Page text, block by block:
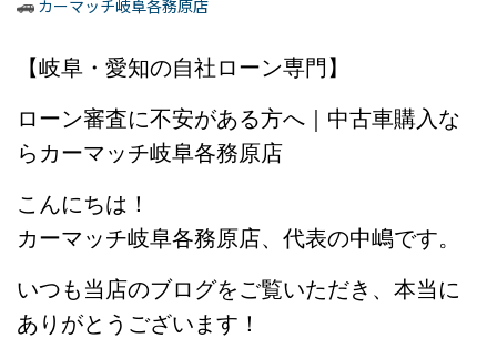
カーマッチ岐阜各務原店
【岐阜・愛知の自社ローン専門】
ローン審査に不安がある方へ｜中古車購入な
らカーマッチ岐阜各務原店
こんにちは！
カーマッチ岐阜各務原店、代表の中嶋です。
いつも当店のブログをご覧いただき、本当に
ありがとうございます！